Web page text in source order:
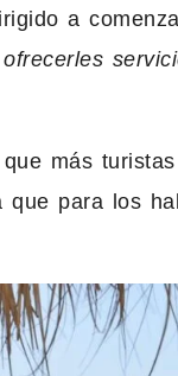
a
más
que para los